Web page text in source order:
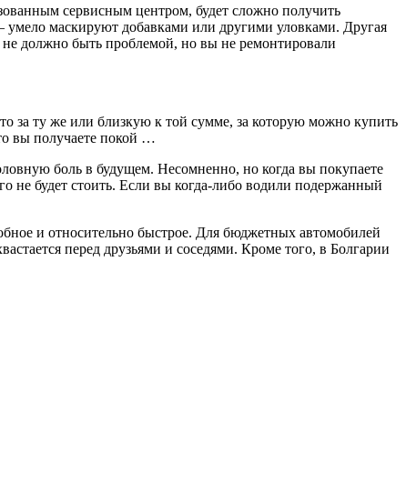
сервисным центром, будет сложно получить
маскируют добавками или другими уловками. Другая
не должно быть проблемой, но вы не ремонтировали
за ту же или близкую к той сумме, за которую можно купить
вы получаете покой …
боль в будущем. Несомненно, но когда вы покупаете
не будет стоить. Если вы когда-либо водили подержанный
и относительно быстрое. Для бюджетных автомобилей
перед друзьями и соседями. Кроме того, в Болгарии